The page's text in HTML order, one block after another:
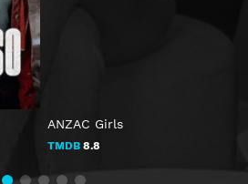
ANZAC Girls
TMDB 8.8